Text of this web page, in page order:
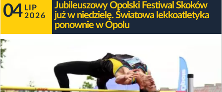
04 LIP
2026
Jubileuszowy Opolski Festiwal Skoków
już w niedzielę. Światowa lekkoatletyka
ponownie w Opolu